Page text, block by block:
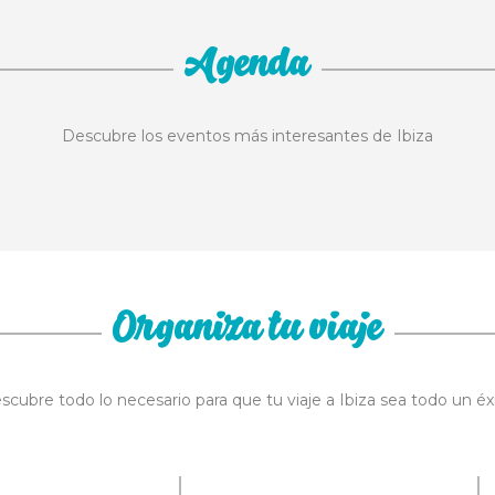
Agenda
Descubre los eventos más interesantes de Ibiza
Organiza tu viaje
todo lo necesario para que tu viaje a Ibiza sea todo un